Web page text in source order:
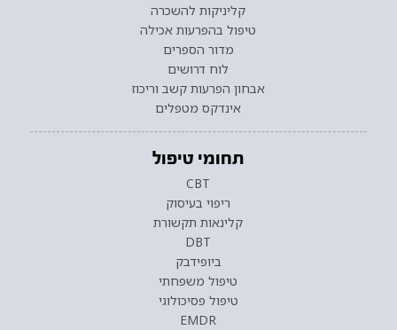
קליניקות להשכרה
טיפול בהפרעות אכילה
מדור הספרים
לוח דרושים
אבחון הפרעות קשב וריכוז
אינדקס מטפלים
תחומי טיפול
CBT
ריפוי בעיסוק
קלינאות תקשורת
DBT
ביופידבק
טיפול משפחתי
טיפול פסיכולוגי
EMDR